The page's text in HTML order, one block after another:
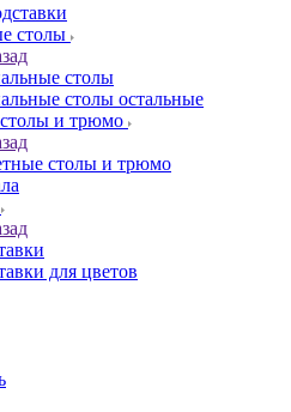
столы
столы
столы остальные
и трюмо
столы и трюмо
для цветов